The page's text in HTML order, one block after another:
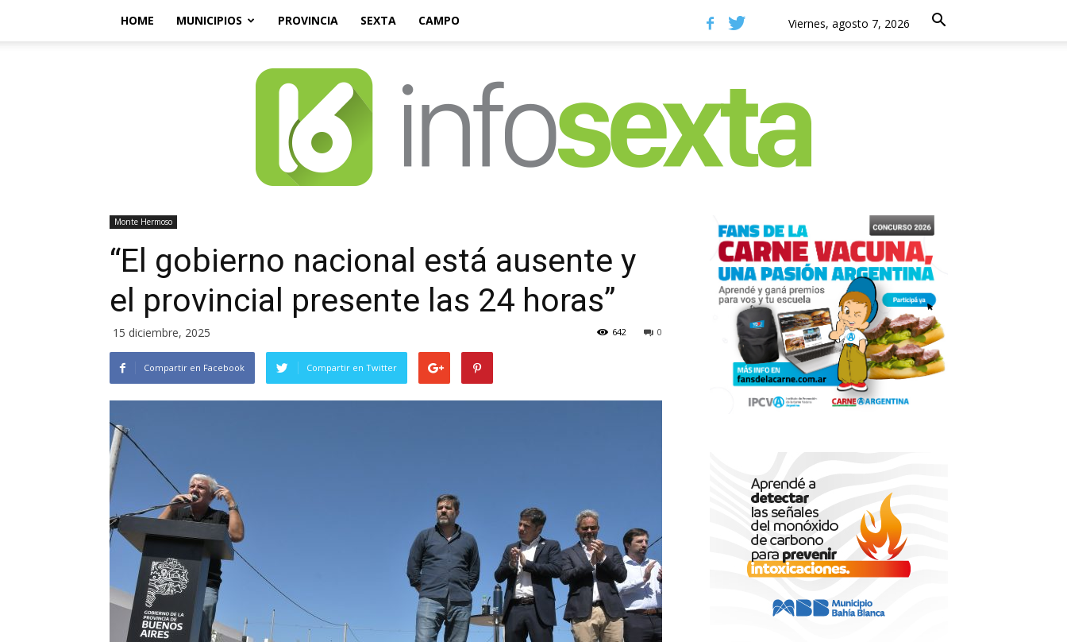
HOME MUNICIPIOS PROVINCIA SEXTA CAMPO Viernes, agosto 7, 2026
Monte Hermoso
“El gobierno nacional está ausente y
el provincial presente las 24 horas”
15 diciembre, 2025 0
642
Compartir en Facebook Compartir en Twitter